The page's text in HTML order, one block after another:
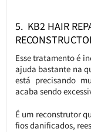
5. KB2 HAIR
Esse tratamento é
ajuda bastante na
está precisando
acaba sendo
É um reconstrutor
fios danificados,